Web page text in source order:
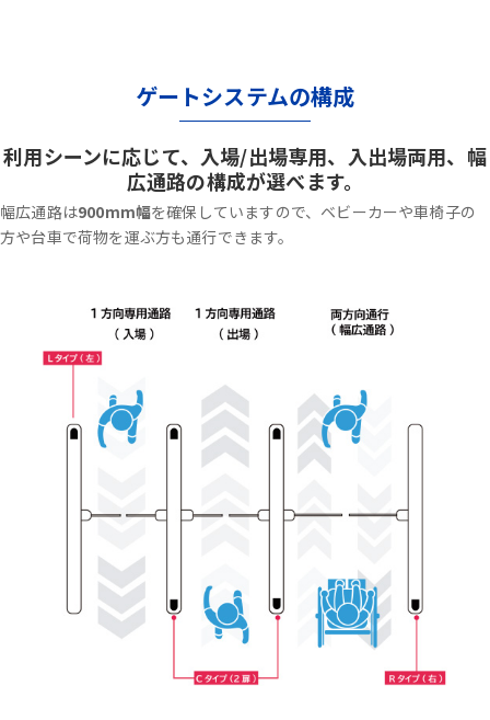
ゲートシステムの構成
利用シーンに応じて、入場/出場専用、入出場両用、幅
広通路の構成が選べます。
幅広通路は900mm幅を確保していますので、ベビーカーや車椅子の
方や台車で荷物を運ぶ方も通行できます。